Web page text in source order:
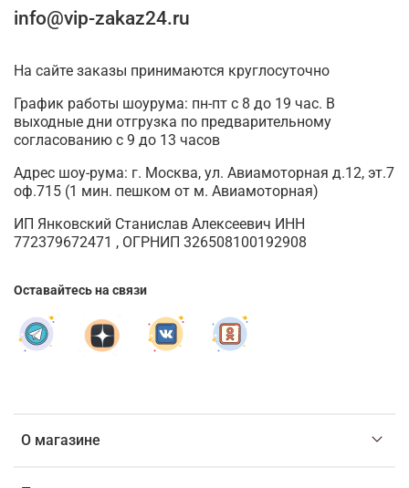
О магазине
info@vip-zakaz24.ru
На сайте заказы принимаются круглосуточно
График работы шоурума: пн-пт с 8 до 19 час. В
выходные дни отгрузка по предварительному
согласованию с 9 до 13 часов
Адрес шоу-рума: г. Москва, ул. Авиамоторная д.12, эт.7
оф.715 (1 мин. пешком от м. Авиамоторная)
ИП Янковский Станислав Алексеевич ИНН
772379672471 , ОГРНИП 326508100192908
Оставайтесь на связи